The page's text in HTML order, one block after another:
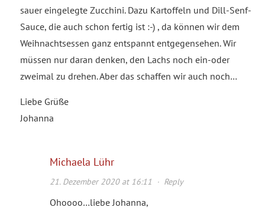
sauer eingelegte Zucchini. Dazu Kartoffeln und Dill-Senf-
Sauce, die auch schon fertig ist :-) , da können wir dem
Weihnachtsessen ganz entspannt entgegensehen. Wir
müssen nur daran denken, den Lachs noch ein-oder
zweimal zu drehen. Aber das schaffen wir auch noch…
Liebe Grüße
Johanna
Michaela Lühr
21. Dezember 2020 at 16:11 · Reply
Ohoooo…liebe Johanna,